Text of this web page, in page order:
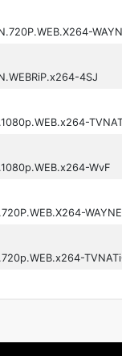
4SJ
WvF
WAYNE